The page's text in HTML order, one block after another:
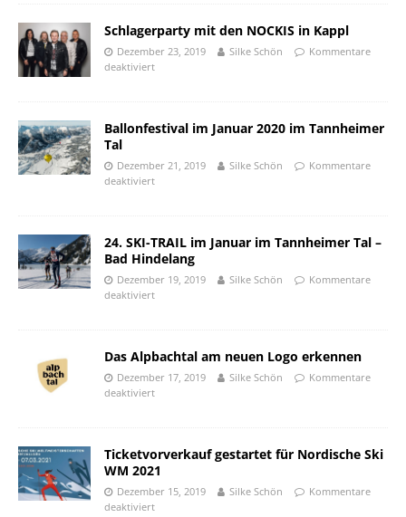
Schlagerparty mit den NOCKIS in Kappl
Dezember 23, 2019 Silke Schön
Kommentare
deaktiviert
Ballonfestival im Januar 2020 im Tannheimer
Tal
Dezember 21, 2019 Silke Schön
Kommentare
deaktiviert
24. SKI-TRAIL im Januar im Tannheimer Tal –
Bad Hindelang
Dezember 19, 2019 Silke Schön
Kommentare
deaktiviert
Das Alpbachtal am neuen Logo erkennen
Dezember 17, 2019 Silke Schön
Kommentare
deaktiviert
Ticketvorverkauf gestartet für Nordische Ski
WM 2021
Dezember 15, 2019 Silke Schön
Kommentare
deaktiviert